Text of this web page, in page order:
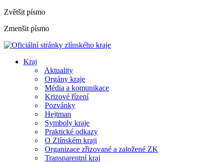
Zvětšit písmo
Zmenšit písmo
Kraj
Aktuality
Orgány kraje
Média a komunikace
Krizové řízení
Pozvánky
Hejtman
Symboly kraje
Praktické odkazy
O Zlínském kraji
Organizace zřizované a založené ZK
Transparentní kraj